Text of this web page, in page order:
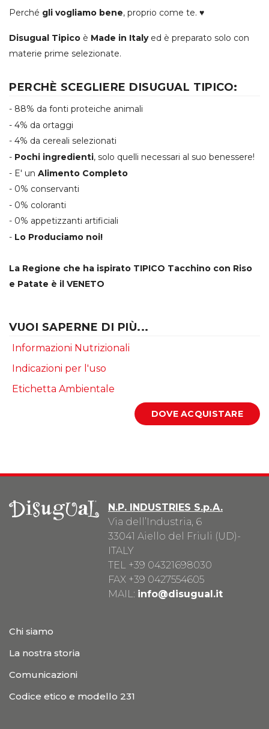
Perché gli vogliamo bene, proprio come te. ♥
Disugual Tipico è Made in Italyed è preparato solo con
materie prime selezionate.
PERCHÈ SCEGLIERE DISUGUAL TIPICO:
- 88% da fonti proteiche animali
- 4% da ortaggi
- 4% da cereali selezionati
- Pochi ingredienti, solo quelli necessari al suo benessere!
- E' un Alimento Completo
- 0% conservanti
- 0% coloranti
- 0% appetizzanti artificiali
- Lo Produciamo noi!
La Regione che ha ispirato TIPICO Tacchino con Riso
e Patate è il VENETO
VUOI SAPERNE DI PIÙ...
Informazioni Nutrizionali
Indicazioni per l'uso
Etichetta Ambientale
N.P. INDUSTRIES S.p.A.
Via dell’Industria, 6
33041 Aiello del Friuli (UD)-
ITALY
TEL +39 04321698030
FAX +39 0427554605
MAIL: info@disugual.it
Chi siamo
La nostra storia
Comunicazioni
Codice etico e modello 231